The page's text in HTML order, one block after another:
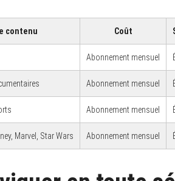
contenu Coût
Abonnement mensuel
Abonnement mensuel
Abonnement mensuel
Marvel, Star Wars Abonnement mensuel